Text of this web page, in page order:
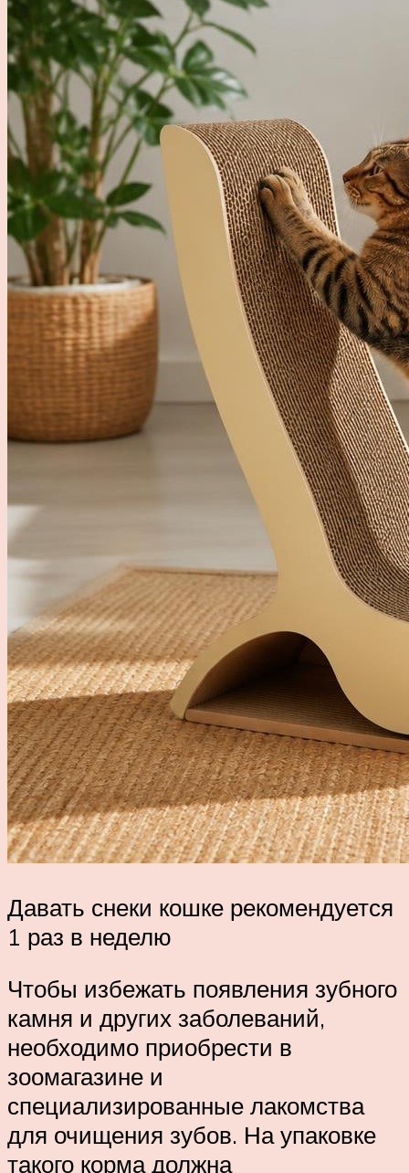
Давать снеки кошке рекомендуется
1 раз в неделю
Чтобы избежать появления зубного
камня и других заболеваний,
необходимо приобрести в
зоомагазине и
специализированные лакомства
для очищения зубов. На упаковке
такого корма должна